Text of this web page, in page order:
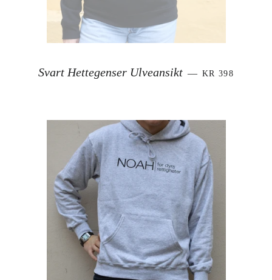
Svart Hettegenser Ulveansikt — VANLIG PRIS
KR 398